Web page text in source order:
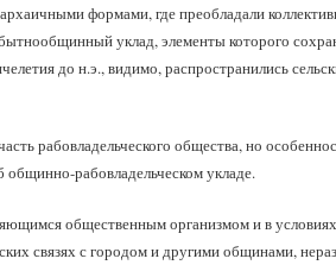
формами, где преобладали
уклад, элементы которого
до н.э., видимо, распространились
рабовладельческого общества, но
рабовладельческом укладе.
общественным организмом и в
связях с городом и другими общинами,